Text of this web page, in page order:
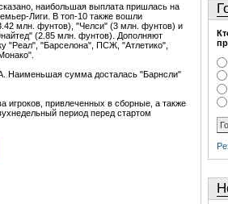
наибольшая выплата пришлась на
Лиги. В топ-10 также вошли
млн. фунтов), "Челси" (3 млн. фунтов) и
(2.85 млн. фунтов). Дополняют
"Реал", "Барселона", ПСЖ, "Атлетико",
Наименьшая сумма досталась "Барнсли"
игроков, привлеченных в сборные, а также
период перед стартом